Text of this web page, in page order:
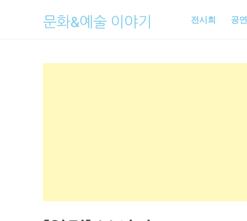
문화&예술 이야기 전시회 공연